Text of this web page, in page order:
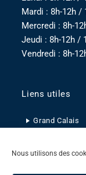
Nous utilisons des
Mardi : 8h-12h /
Mercredi : 8h-
Jeudi : 8h-12h /
Vendredi : 8h-
Liens utiles
Grand Calais